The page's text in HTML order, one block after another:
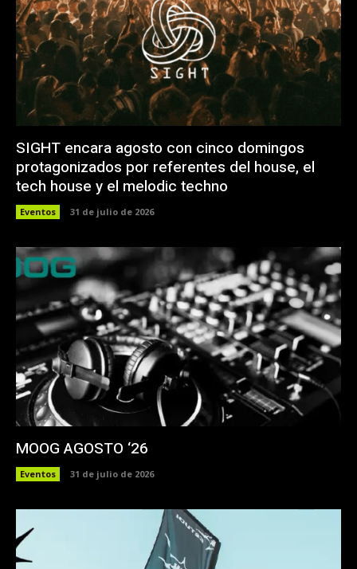
SIGHT encara agosto con cinco domingos
protagonizados por referentes del house, el
tech house y el melodic techno
Eventos 31 de julio de 2026
MOOG AGOSTO ‘26
Eventos 31 de julio de 2026